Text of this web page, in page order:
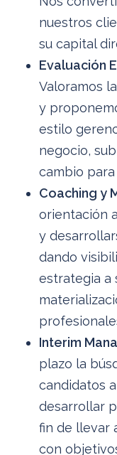
nuestros
su capital
Evaluación
Valoramos
y
estilo
negocio,
cambio
Coaching y
orientación
y
dando
estrategia a
Interim
plazo la
candidatos
desarrollar
fin de llevar
con